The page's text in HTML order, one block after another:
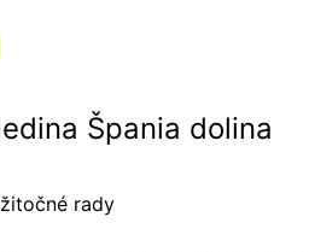
Špania dolina
rady